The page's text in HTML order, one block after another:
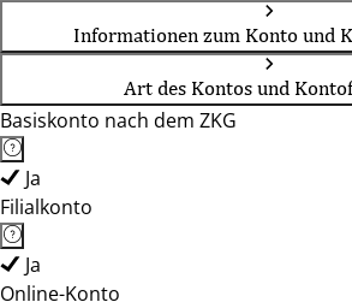
Informationen zum Konto und
Art des Kontos und
Basiskonto nach dem ZKG
Ja
Filialkonto
Ja
Online-Konto